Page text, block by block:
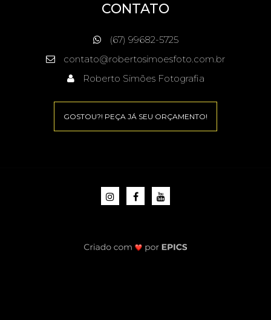
CONTATO
(67) 99682-5725
contato@robertosimoesfoto.com.br
Roberto Simões Fotografia
GOSTOU?! PEÇA JÁ SEU ORÇAMENTO!